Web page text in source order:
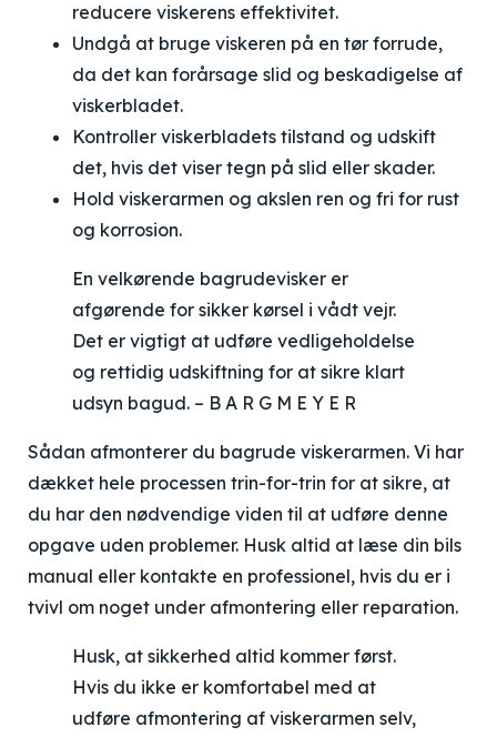
reducere viskerens effektivitet.
Undgå at bruge viskeren på en tør forrude,
da det kan forårsage slid og beskadigelse af
viskerbladet.
Kontroller viskerbladets tilstand og udskift
det, hvis det viser tegn på slid eller skader.
Hold viskerarmen og akslen ren og fri for rust
og korrosion.
En velkørende bagrudevisker er
afgørende for sikker kørsel i vådt vejr.
Det er vigtigt at udføre vedligeholdelse
og rettidig udskiftning for at sikre klart
udsyn bagud. – B A R G M E Y E R
Sådan afmonterer du bagrude viskerarmen. Vi har
dækket hele processen trin-for-trin for at sikre, at
du har den nødvendige viden til at udføre denne
opgave uden problemer. Husk altid at læse din bils
manual eller kontakte en professionel, hvis du er i
tvivl om noget under afmontering eller reparation.
Husk, at sikkerhed altid kommer først.
Hvis du ikke er komfortabel med at
udføre afmontering af viskerarmen selv,